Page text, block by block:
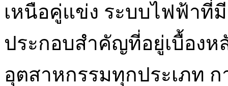
เหนือคู่แข่ง ระบบไฟฟ้าที่
ประกอบสำคัญที่อยู่เบื้องห
อุตสาหกรรมทุกประเภท